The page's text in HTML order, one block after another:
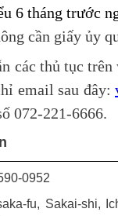
6 tháng trước
cần giấy ủy
các thủ tục trên
email sau đây:
072-221-6666.
0952
fu, Sakai-shi,